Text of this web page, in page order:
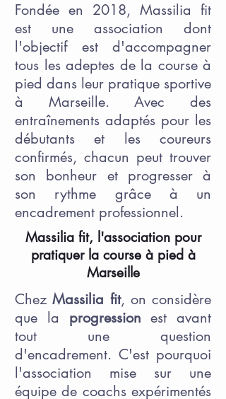
Fondée en 2018, Massilia fit
est une association dont
l'objectif est d'accompagner
tous les adeptes de la course à
pied dans leur pratique sportive
à Marseille. Avec des
entraînements adaptés pour les
débutants et les coureurs
confirmés, chacun peut trouver
son bonheur et progresser à
son rythme grâce à un
encadrement professionnel.
Massilia fit, l'association pour
pratiquer la course à pied à
Marseille
ChezMassilia fit, on considère
que la progressionest avant
tout une question
d'encadrement. C'est pourquoi
l'association mise sur une
équipe de coachs expérimentés